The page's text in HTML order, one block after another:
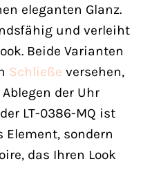
eleganten Glanz.
und verleiht
Beide Varianten
Schließe versehen,
der Uhr
LT-0386-MQ ist
sondern
das Ihren Look